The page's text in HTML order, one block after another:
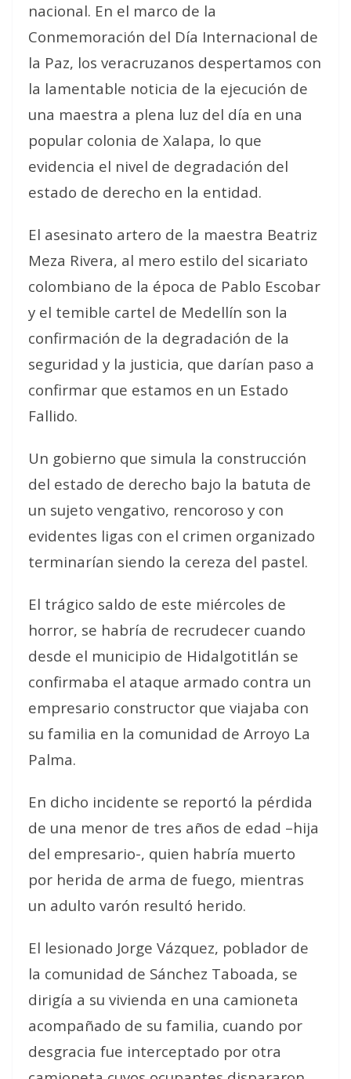
nacional. En el marco de la
Conmemoración del Día Internacional de
la Paz, los veracruzanos despertamos con
la lamentable noticia de la ejecución de
una maestra a plena luz del día en una
popular colonia de Xalapa, lo que
evidencia el nivel de degradación del
estado de derecho en la entidad.
El asesinato artero de la maestra Beatriz
Meza Rivera, al mero estilo del sicariato
colombiano de la época de Pablo Escobar
y el temible cartel de Medellín son la
confirmación de la degradación de la
seguridad y la justicia, que darían paso a
confirmar que estamos en un Estado
Fallido.
Un gobierno que simula la construcción
del estado de derecho bajo la batuta de
un sujeto vengativo, rencoroso y con
evidentes ligas con el crimen organizado
terminarían siendo la cereza del pastel.
El trágico saldo de este miércoles de
horror, se habría de recrudecer cuando
desde el municipio de Hidalgotitlán se
confirmaba el ataque armado contra un
empresario constructor que viajaba con
su familia en la comunidad de Arroyo La
Palma.
En dicho incidente se reportó la pérdida
de una menor de tres años de edad –hija
del empresario-, quien habría muerto
por herida de arma de fuego, mientras
un adulto varón resultó herido.
El lesionado Jorge Vázquez, poblador de
la comunidad de Sánchez Taboada, se
dirigía a su vivienda en una camioneta
acompañado de su familia, cuando por
desgracia fue interceptado por otra